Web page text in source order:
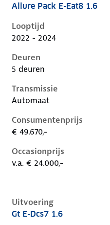
Peugeot 408 i, 1.6, 165
Allure Pack E-Eat8 1.6
Looptijd
2022 - 2024
Deuren
5 deuren
Transmissie
Automaat
Consumentenprijs
€ 49.670,-
Occasionprijs
v.a. € 24.000,-
Uitvoering
Peugeot 408 i, 1.6, 165
Gt E-Dcs7 1.6